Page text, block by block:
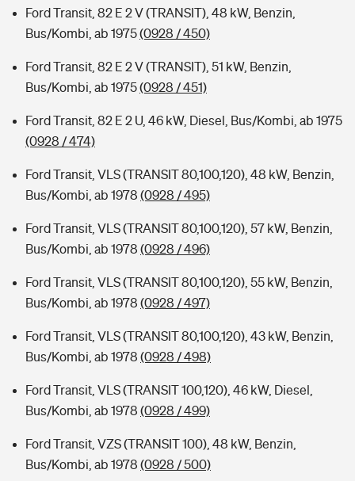
Ford Transit, 82 E 2 V (TRANSIT), 48 kW, Benzin,
Bus/Kombi, ab 1975(0928 / 450)
Ford Transit, 82 E 2 V (TRANSIT), 51 kW, Benzin,
Bus/Kombi, ab 1975(0928 / 451)
Ford Transit, 82 E 2 U, 46 kW, Diesel, Bus/Kombi, ab 1975
(0928 / 474)
Ford Transit, VLS (TRANSIT 80,100,120), 48 kW, Benzin,
Bus/Kombi, ab 1978 (0928 / 495)
Ford Transit, VLS (TRANSIT 80,100,120), 57 kW, Benzin,
Bus/Kombi, ab 1978 (0928 / 496)
Ford Transit, VLS (TRANSIT 80,100,120), 55 kW, Benzin,
Bus/Kombi, ab 1978 (0928 / 497)
Ford Transit, VLS (TRANSIT 80,100,120), 43 kW, Benzin,
Bus/Kombi, ab 1978 (0928 / 498)
Ford Transit, VLS (TRANSIT 100,120), 46 kW, Diesel,
Bus/Kombi, ab 1978 (0928 / 499)
Ford Transit, VZS (TRANSIT 100), 48 kW, Benzin,
Bus/Kombi, ab 1978 (0928 / 500)